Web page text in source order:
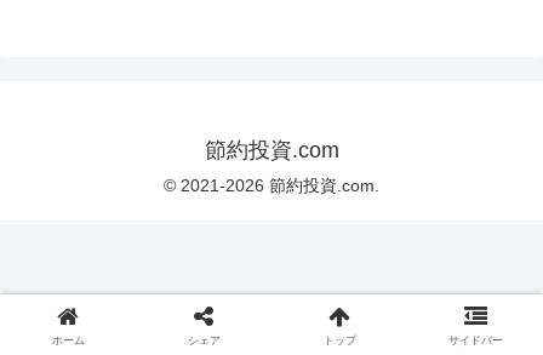
節約投資.com
© 2021-2026 節約投資.com.
ホーム シェア トップ サイドバー